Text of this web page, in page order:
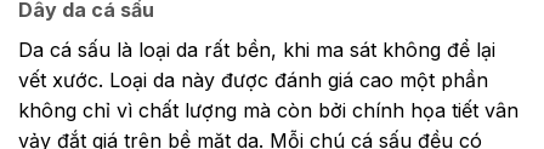
Dây da cá sấu
Da cá sấu là loại da rất bền, khi ma sát không để lại
vết xước. Loại da này được đánh giá cao một phần
không chỉ vì chất lượng mà còn bởi chính họa tiết vân
vảy đắt giá trên bề mặt da. Mỗi chú cá sấu đều có